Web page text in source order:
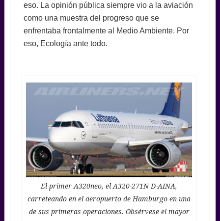
eso. La opinión pública siempre vio a la aviación
como una muestra del progreso que se
enfrentaba frontalmente al Medio Ambiente. Por
eso, Ecología ante todo.
El primer A320neo, el A320-271N D-AINA,
carreteando en el aeropuerto de Hamburgo en una
de sus primeras operaciones. Obsérvese el mayor